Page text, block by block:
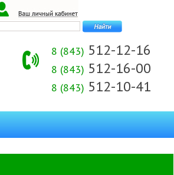
8 (843) 512-12-16
8 (843) 512-16-00
8 (843) 512-10-41